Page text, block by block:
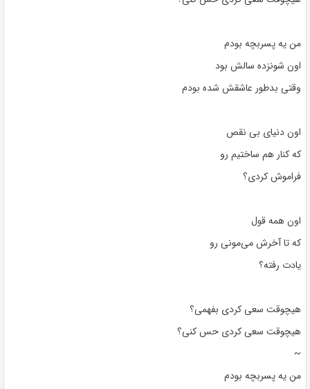
من یه پسربچه بودم
اون شونزده سالش بود
وقتی بدطور عاشقش شده بودم
اون دنیای بی نقص
که کنار هم ساختیم رو
فراموش کردی؟
اون همه قول
که تا آخرش می‌مونی رو
یادت رفته؟
هیچوقت سعی کردی بفهمی؟
هیچوقت سعی کردی حس کنی؟
~
من یه پسربچه بودم